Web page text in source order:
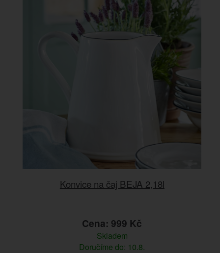
Konvice na čaj BEJA 2,18l
Cena: 999 Kč
Skladem
Doručíme do: 10.8.